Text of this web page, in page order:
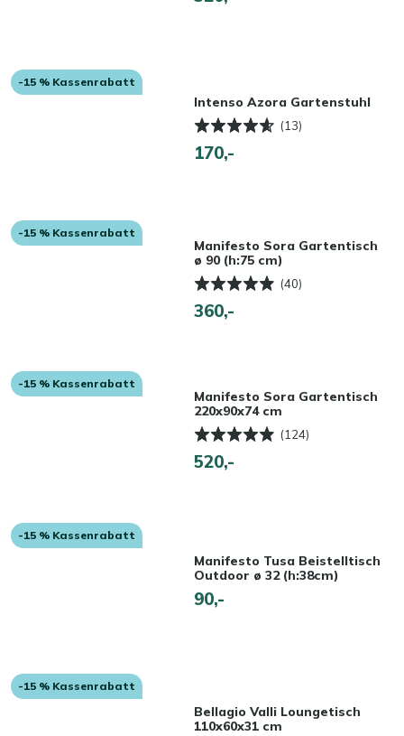
-15 % Kassenrabatt
Intenso Azora Gartenstuhl
(13)
170,-
-15 % Kassenrabatt
Manifesto Sora Gartentisch
ø 90 (h:75 cm)
(40)
360,-
-15 % Kassenrabatt
Manifesto Sora Gartentisch
220x90x74 cm
(124)
520,-
-15 % Kassenrabatt
Manifesto Tusa Beistelltisch
Outdoor ø 32 (h:38cm)
90,-
-15 % Kassenrabatt
Bellagio Valli Loungetisch
110x60x31 cm